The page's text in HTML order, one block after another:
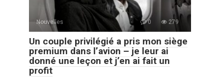
Nouvelles 0 279
Un couple privilégié a pris mon siège
premium dans l’avion – je leur ai
donné une leçon et j’en ai fait un
profit